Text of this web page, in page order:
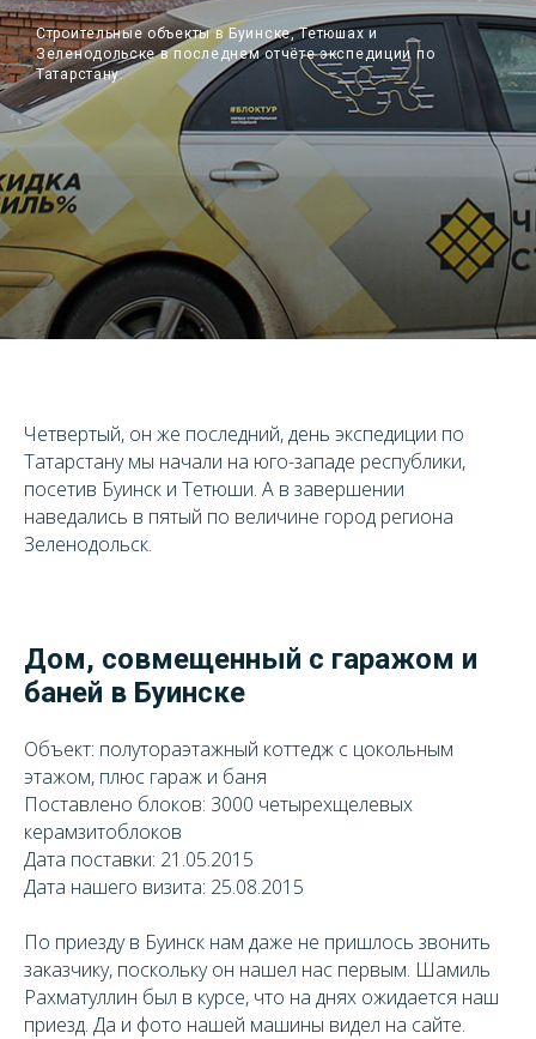
Строительные объекты в Буинске, Тетюшах и
Зеленодольске в последнем отчёте экспедиции по
Татарстану.
Четвертый, он же последний, день экспедиции по
Татарстану мы начали на юго-западе республики,
посетив Буинск и Тетюши. А в завершении
наведались в пятый по величине город региона
Зеленодольск.
Дом, совмещенный с гаражом и
баней в Буинске
Объект: полутораэтажный коттедж с цокольным
этажом, плюс гараж и баня
Поставлено блоков: 3000 четырехщелевых
керамзитоблоков
Дата поставки: 21.05.2015
Дата нашего визита: 25.08.2015
По приезду в Буинск нам даже не пришлось звонить
заказчику, поскольку он нашел нас первым. Шамиль
Рахматуллин был в курсе, что на днях ожидается наш
приезд. Да и фото нашей машины видел на сайте.